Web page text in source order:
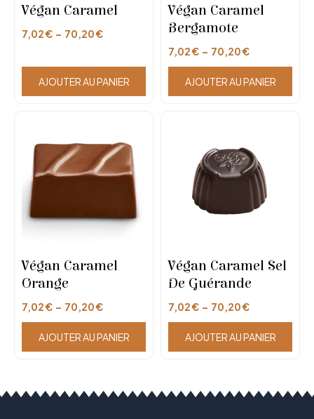
Végan Caramel
7,02€ – 70,20€
AJOUTER AU PANIER
Végan Caramel
Bergamote
7,02€ – 70,20€
AJOUTER AU PANIER
Végan Caramel
Orange
7,02€ – 70,20€
AJOUTER AU PANIER
Végan Caramel Sel
De Guérande
7,02€ – 70,20€
AJOUTER AU PANIER